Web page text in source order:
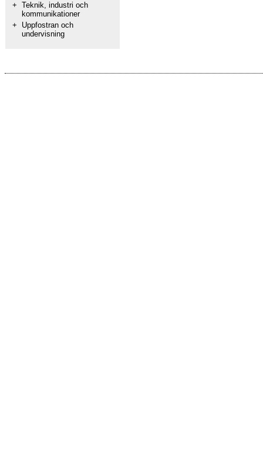
+ Teknik, industri och
kommunikationer
+
Uppfostran och
undervisning